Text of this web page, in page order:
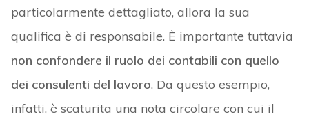
particolarmente dettagliato, allora la sua
qualifica è di responsabile. È importante tuttavia
non confondere il ruolo dei contabili con quello
dei consulenti del lavoro. Da questo esempio,
infatti, è scaturita una nota circolare con cui il